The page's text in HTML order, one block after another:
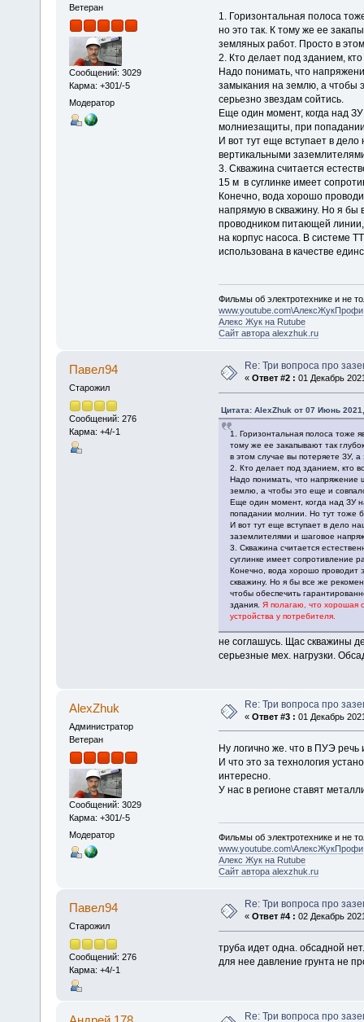
Ветеран
Сообщений: 3029
Карма: +301/-5
Модератор
1. Горизонтальная полоса
но это так. К тому же ее
земляных работ. Просто в
2. Кто делает под зданием, кто
Надо понимать, что
замыкания на землю, а чтобы
серьезно звездам сойтись.
Еще один момент, когда над
молниезащиты, при
И вот тут еще вступает в
вертикальными
3. Скважина считается
15 м в суглинке имеет
Конечно, вода хорошо
напрямую в скважину. Но я бы
проводником питающей
на корпус насоса. В системе
использована в качестве
Фильмы об электротехнике и не
www.youtube.com\АлексЖукПрофи
Алекс Жук на Rutube
Сайт автора alexzhuk.ru
Павел94
Старожил
Сообщений: 276
Карма: +4/-1
Re: Три вопроса про
« Ответ #2 : 01 Декабрь
Цитата: AlexZhuk от 07 Июнь
1. Горизонтальная полоса тоже
тому же ее закапывают так
в этом случае вы потеряете ЗУ,
2. Кто делает под зданием, кто
Надо понимать, что напряжение
землю, а чтобы это еще и
Еще один момент, когда над ЗУ
попадании молнии. Но тут тоже
И вот тут еще вступает в дело
заземлителями и шаговое
3. Скважина считается
суглинке имеет сопротивление
Конечно, вода хорошо проводит
скважину. Но я бы все же
чтобы обеспечить
здания. Я полагаю, что хорошая
устройства у потребителя.
не соглашусь. Щас скважины
серьезные мех. нагрузки.
AlexZhuk
Администратор
Ветеран
Сообщений: 3029
Карма: +301/-5
Модератор
Re: Три вопроса про
« Ответ #3 : 01 Декабрь
Ну логично же. что в ПУЭ речь
И что это за технология
интересно.
У нас в регионе ставят
Фильмы об электротехнике и не
www.youtube.com\АлексЖукПрофи
Алекс Жук на Rutube
Сайт автора alexzhuk.ru
Павел94
Старожил
Сообщений: 276
Карма: +4/-1
Re: Три вопроса про
« Ответ #4 : 02 Декабрь
труба идет одна. обсадной
для нее давление грунта не
Re: Три вопроса про